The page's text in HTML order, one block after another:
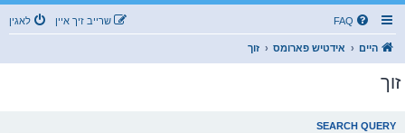
FAQ לאגין שרייב זיך איין
היים אידטיש פארומס זוך
זוך
SEARCH QUERY